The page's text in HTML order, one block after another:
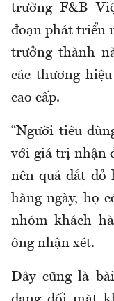
trường F&B
đoạn phát triển
trưởng thành
các thương
cao cấp.
“Người tiêu
với giá trị nhận
nên quá đắt đỏ
hàng ngày, họ
nhóm khách
ông nhận xét.
Đây cũng là